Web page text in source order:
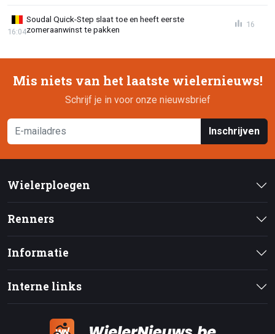
Soudal Quick-Step slaat toe en heeft eerste
zomeraanwinst te pakken
16:04
16
Mis niets van het laatste wielernieuws!
Schrijf je in voor onze nieuwsbrief
Inschrijven
Wielerploegen
Renners
Informatie
Interne links